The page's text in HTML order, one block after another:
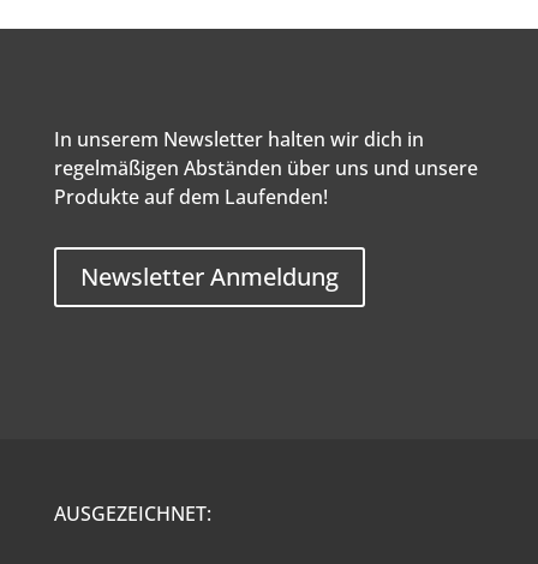
In unserem Newsletter halten wir dich in
regelmäßigen Abständen über uns und unsere
Produkte auf dem Laufenden!
Newsletter Anmeldung
AUSGEZEICHNET: